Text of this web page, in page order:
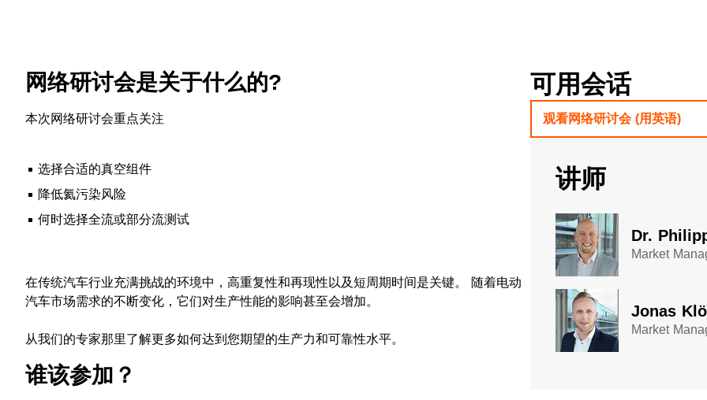
网络研讨会是关于什么的?
本次网络研讨会重点关注
选择合适的真空组件
降低氦污染风险
何时选择全流或部分流测试
在传统汽车行业充满挑战的环境中，高重复性和再现性以及短周期时间是关键。 随着电动
汽车市场需求的不断变化，它们对生产性能的影响甚至会增加。
从我们的专家那里了解更多如何达到您期望的生产力和可靠性水平。
谁该参加？
可用会话
观看网络研讨会 (用英语)
讲师
Dr.
Market
Jonas
Market